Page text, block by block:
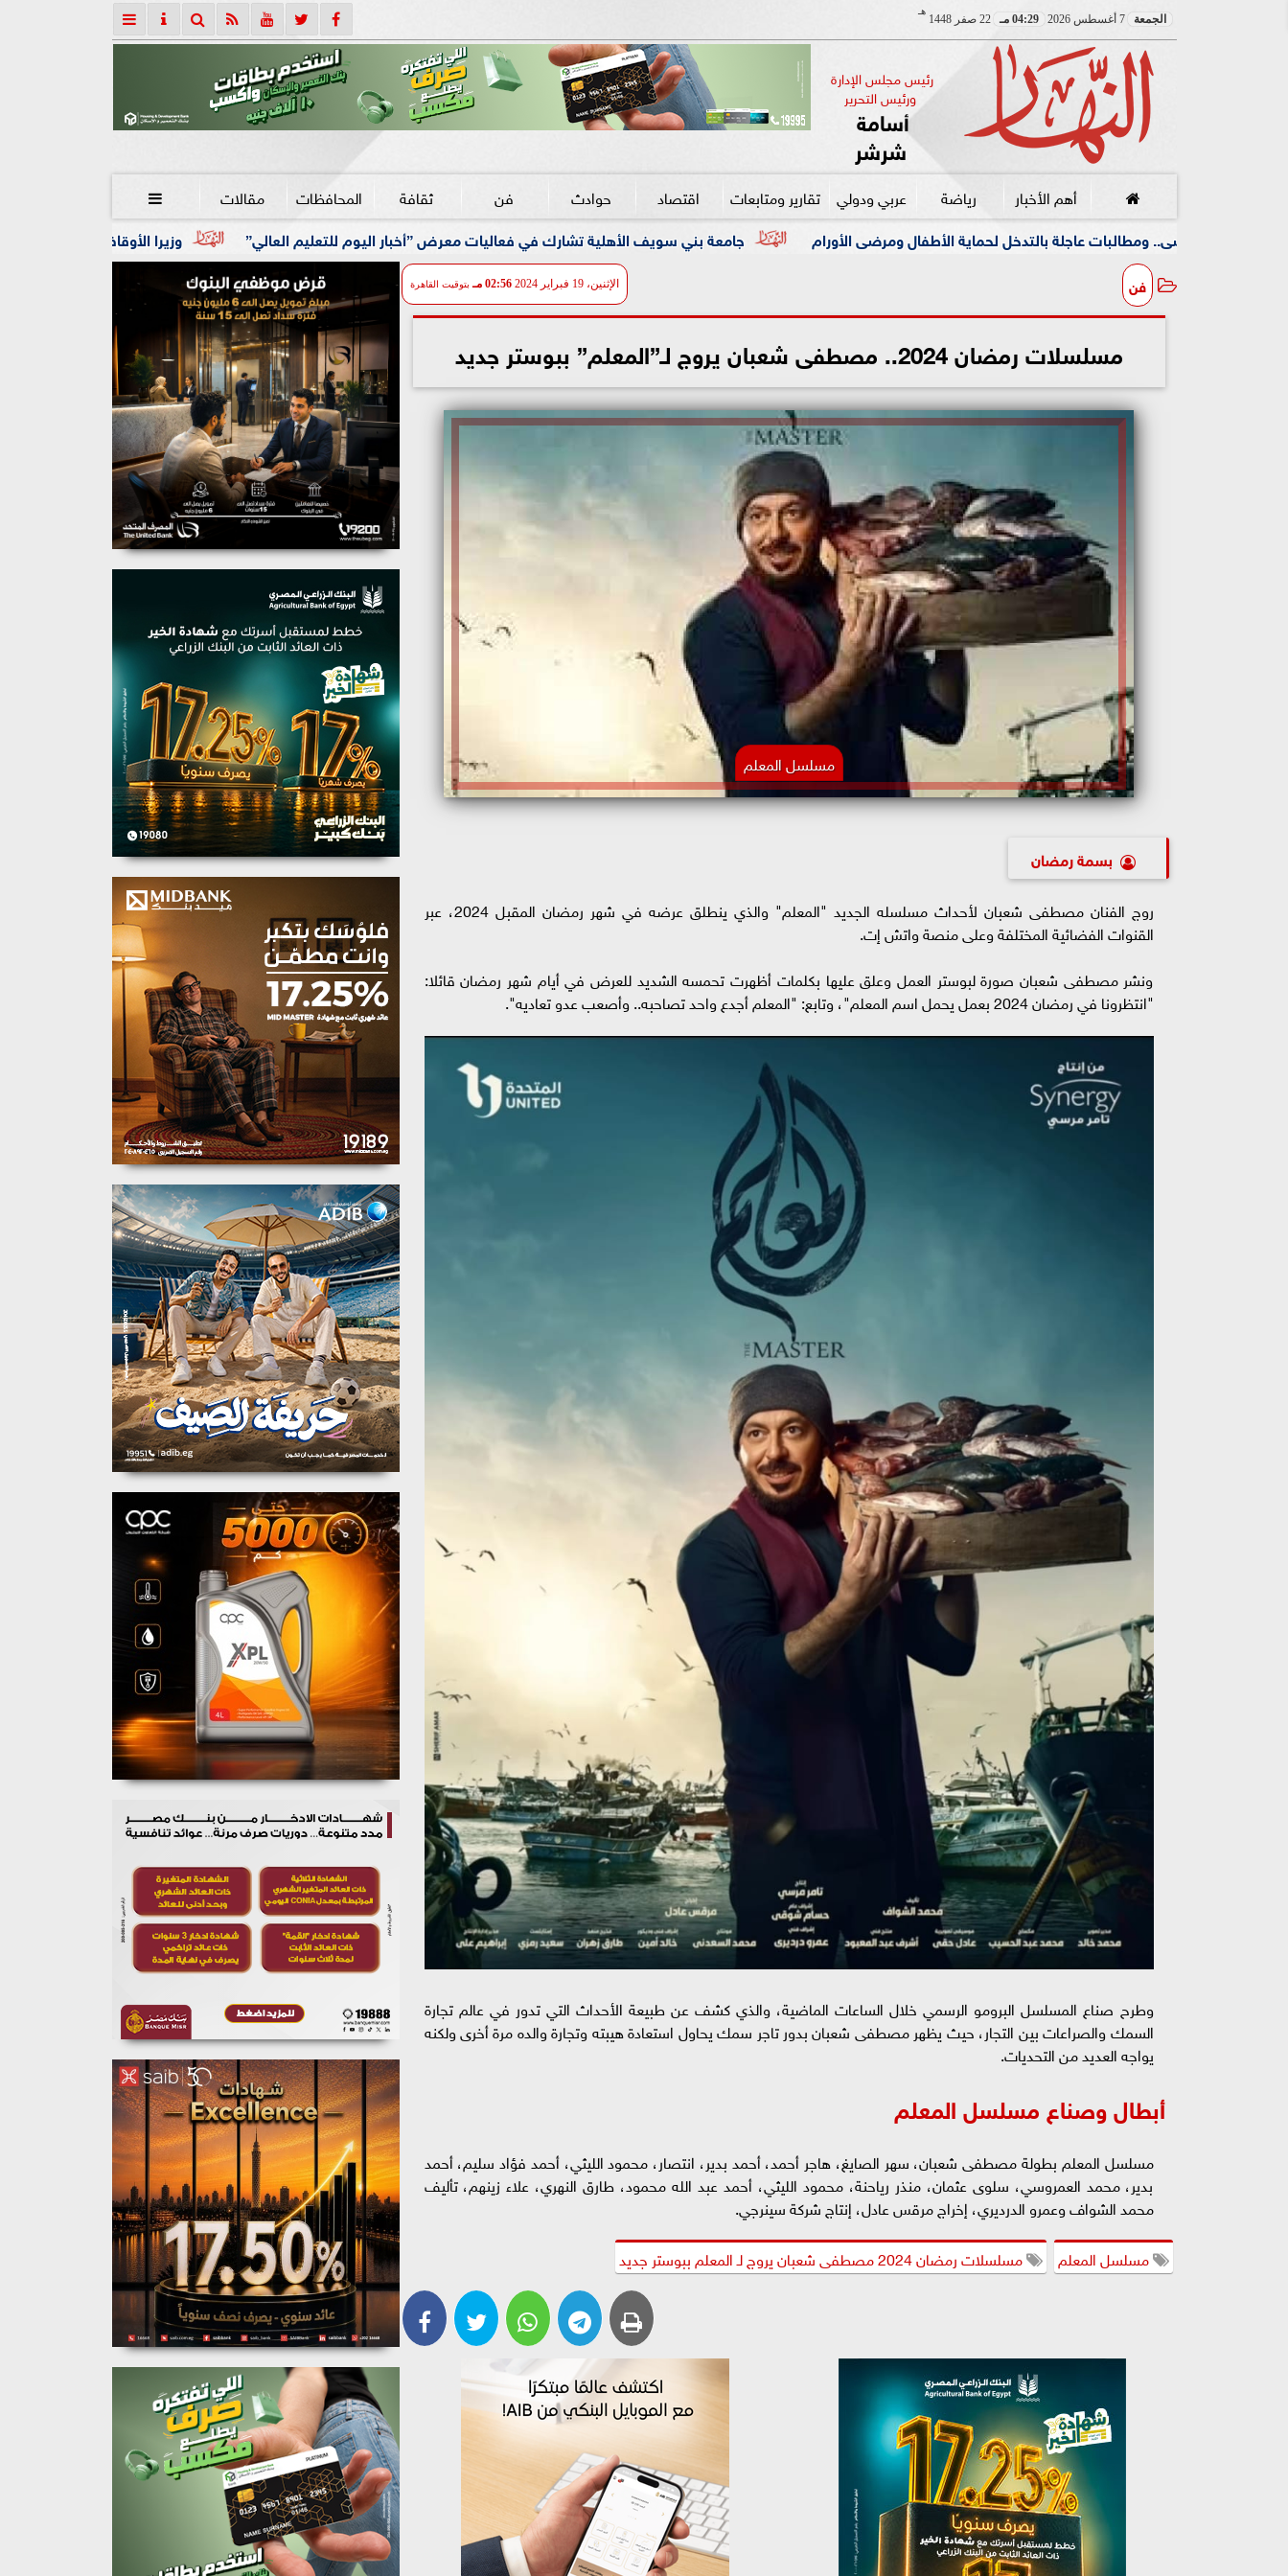
الجمعة 7 أغسطس 2026 04:29 مـ 22 صفر 1448
هـ
رئيس مجلس الإدارة
ورئيس التحرير
أسامة
شرشر
أهم الأخبار رياضة عربي ودولي تقارير ومتابعات اقتصاد حوادث فن ثقافة المحافظات مقالات 
وزيرا الأوقاف والتخطيط يبحثان تعزيز التعاون جامعة بني سويف الأهلية تشارك في فعاليات معرض ”أخبار اليوم للتعليم العالي” عاجلة بالتدخل لحماية الأطفال ومرضى الأورام
فن الإثنين، 19 فبراير 2024 02:56 مـ بتوقيت القاهرة
مسلسلات رمضان 2024.. مصطفى شعبان يروج لـ”المعلم” ببوستر جديد
مسلسل المعلم
بسمة رمضان
روج الفنان مصطفى شعبان لأحداث مسلسله الجديد "المعلم" والذي ينطلق عرضه في شهر رمضان المقبل 2024، عبر
القنوات الفضائية المختلفة وعلى منصة واتش إت.
ونشر مصطفى شعبان صورة لبوستر العمل وعلق عليها بكلمات أظهرت تحمسه الشديد للعرض في أيام شهر رمضان قائلا:
"انتظرونا في رمضان 2024 بعمل يحمل اسم المعلم"، وتابع: "المعلم أجدع واحد تصاحبه.. وأصعب عدو تعاديه".
وطرح صناع المسلسل البرومو الرسمي خلال الساعات الماضية، والذي كشف عن طبيعة الأحداث التي تدور في عالم تجارة
السمك والصراعات بين التجار، حيث يظهر مصطفى شعبان بدور تاجر سمك يحاول استعادة هيبته وتجارة والده مرة أخرى ولكنه
يواجه العديد من التحديات.
أبطال وصناع مسلسل المعلم
مسلسل المعلم بطولة مصطفى شعبان، سهر الصايغ، هاجر أحمد، أحمد بدير، انتصار، محمود الليثي، أحمد فؤاد سليم، أحمد
بدير، محمد العمروسي، سلوى عثمان، منذر رياحنة، محمود الليثي، أحمد عبد الله محمود، طارق النهري، علاء زينهم، تأليف
محمد الشواف وعمرو الدرديري، إخراج مرقس عادل، إنتاج شركة سينرجي.
مسلسل المعلم
مسلسلات رمضان 2024 مصطفى شعبان يروج لـ المعلم ببوستر جديد